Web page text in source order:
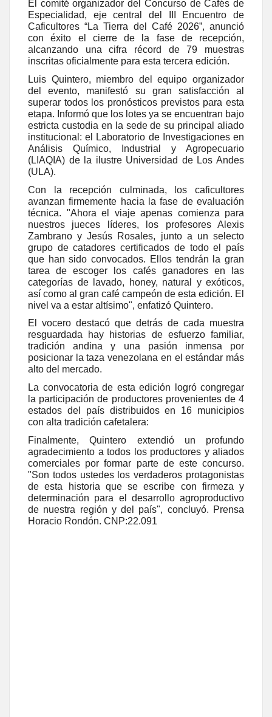
El comité organizador del Concurso de Cafés de
Especialidad, eje central del III Encuentro de
Caficultores “La Tierra del Café 2026”, anunció
con éxito el cierre de la fase de recepción,
alcanzando una cifra récord de 79 muestras
inscritas oficialmente para esta tercera edición.
Luis Quintero, miembro del equipo organizador
del evento, manifestó su gran satisfacción al
superar todos los pronósticos previstos para esta
etapa. Informó que los lotes ya se encuentran bajo
estricta custodia en la sede de su principal aliado
institucional: el Laboratorio de Investigaciones en
Análisis Químico, Industrial y Agropecuario
(LIAQIA) de la ilustre Universidad de Los Andes
(ULA).
Con la recepción culminada, los caficultores
avanzan firmemente hacia la fase de evaluación
técnica. "Ahora el viaje apenas comienza para
nuestros jueces líderes, los profesores Alexis
Zambrano y Jesús Rosales, junto a un selecto
grupo de catadores certificados de todo el país
que han sido convocados. Ellos tendrán la gran
tarea de escoger los cafés ganadores en las
categorías de lavado, honey, natural y exóticos,
así como al gran café campeón de esta edición. El
nivel va a estar altísimo", enfatizó Quintero.
El vocero destacó que detrás de cada muestra
resguardada hay historias de esfuerzo familiar,
tradición andina y una pasión inmensa por
posicionar la taza venezolana en el estándar más
alto del mercado.
La convocatoria de esta edición logró congregar
la participación de productores provenientes de 4
estados del país distribuidos en 16 municipios
con alta tradición cafetalera:
Finalmente, Quintero extendió un profundo
agradecimiento a todos los productores y aliados
comerciales por formar parte de este concurso.
"Son todos ustedes los verdaderos protagonistas
de esta historia que se escribe con firmeza y
determinación para el desarrollo agroproductivo
de nuestra región y del país", concluyó. Prensa
Horacio Rondón. CNP:22.091